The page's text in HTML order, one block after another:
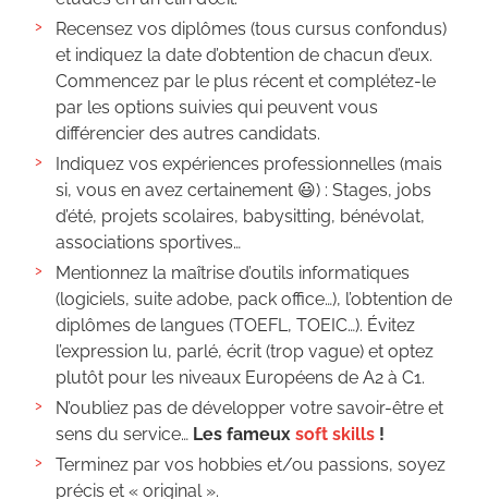
Recensez vos diplômes (tous cursus confondus)
et indiquez la date d’obtention de chacun d’eux.
Commencez par le plus récent et complétez-le
par les options suivies qui peuvent vous
différencier des autres candidats.
Indiquez vos expériences professionnelles (mais
si, vous en avez certainement 😃) : Stages, jobs
d’été, projets scolaires, babysitting, bénévolat,
associations sportives…
Mentionnez la maîtrise d’outils informatiques
(logiciels, suite adobe, pack office…), l’obtention de
diplômes de langues (TOEFL, TOEIC…). Évitez
l’expression lu, parlé, écrit (trop vague) et optez
plutôt pour les niveaux Européens de A2 à C1.
N’oubliez pas de développer votre savoir-être et
sens du service… Les fameux soft skills!
Terminez par vos hobbies et/ou passions, soyez
précis et « original ».